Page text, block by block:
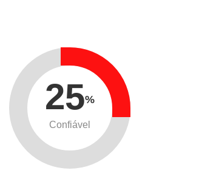
25%
Confiável